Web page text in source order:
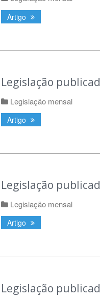
Artigo
Legislação
Legislação mensal
Artigo
Legislação
Legislação mensal
Artigo
Legislação